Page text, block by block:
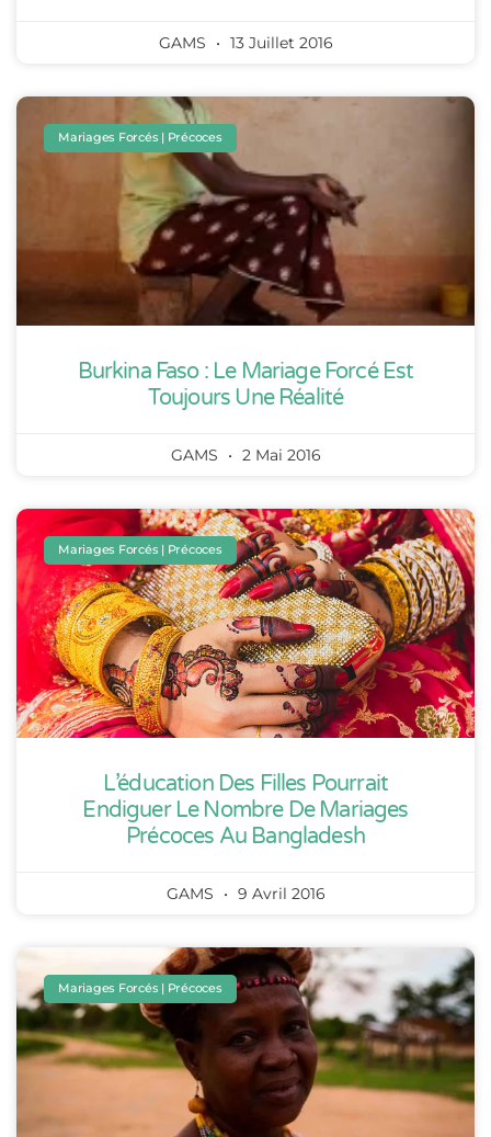
GAMS 13 Juillet 2016
Mariages Forcés | Précoces
Burkina Faso : Le Mariage Forcé Est
Toujours Une Réalité
GAMS 2 Mai 2016
Mariages Forcés | Précoces
L’éducation Des Filles Pourrait
Endiguer Le Nombre De Mariages
Précoces Au Bangladesh
GAMS 9 Avril 2016
Mariages Forcés | Précoces